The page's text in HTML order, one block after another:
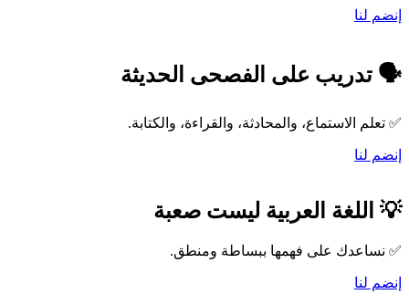
إنضم لنا
🗣️ تدريب على الفصحى الحديثة
✅ تعلم الاستماع، والمحادثة، والقراءة، والكتابة.
إنضم لنا
💡 اللغة العربية ليست صعبة
✅ نساعدك على فهمها ببساطة ومنطق.
إنضم لنا